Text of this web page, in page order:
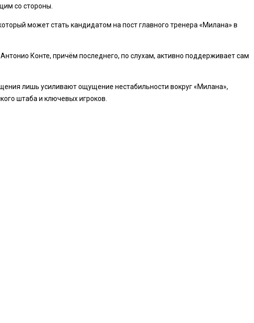
со стороны.
может стать кандидатом на пост главного тренера «Милана» в
Конте, причём последнего, по слухам, активно поддерживает сам
лишь усиливают ощущение нестабильности вокруг «Милана»,
штаба и ключевых игроков.